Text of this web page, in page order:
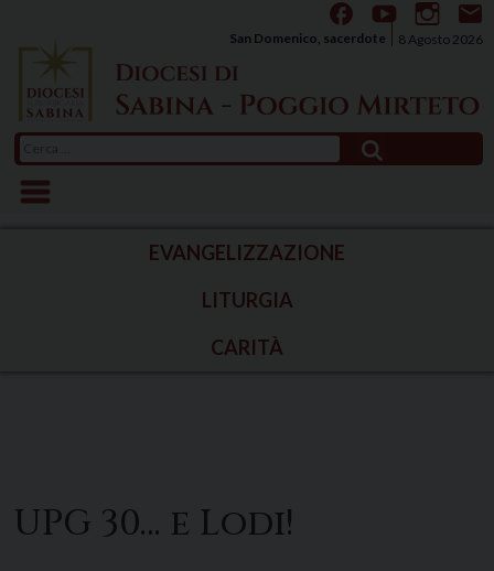
content
8 Agosto 2026
San Domenico, sacerdote
per:
EVANGELIZZAZIONE
LITURGIA
CARITÀ
UPG 30… e Lodi!